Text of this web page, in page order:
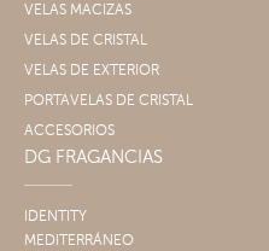
VELAS MACIZAS
VELAS DE CRISTAL
VELAS DE EXTERIOR
PORTAVELAS DE CRISTAL
ACCESORIOS
DG FRAGANCIAS
IDENTITY
MEDITERRÁNEO